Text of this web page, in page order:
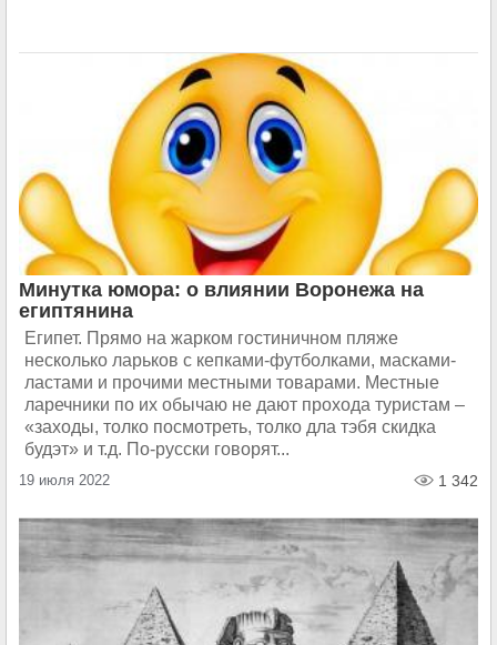
Минутка юмора: о влиянии Воронежа на
египтянина
Египет. Прямо на жарком гостиничном пляже
несколько ларьков с кепками-футболками, масками-
ластами и прочими местными товарами. Местные
ларечники по их обычаю не дают прохода туристам –
«заходы, толко посмотреть, толко дла тэбя скидка
будэт» и т.д. По-русски говорят...
19 июля 2022 1 342